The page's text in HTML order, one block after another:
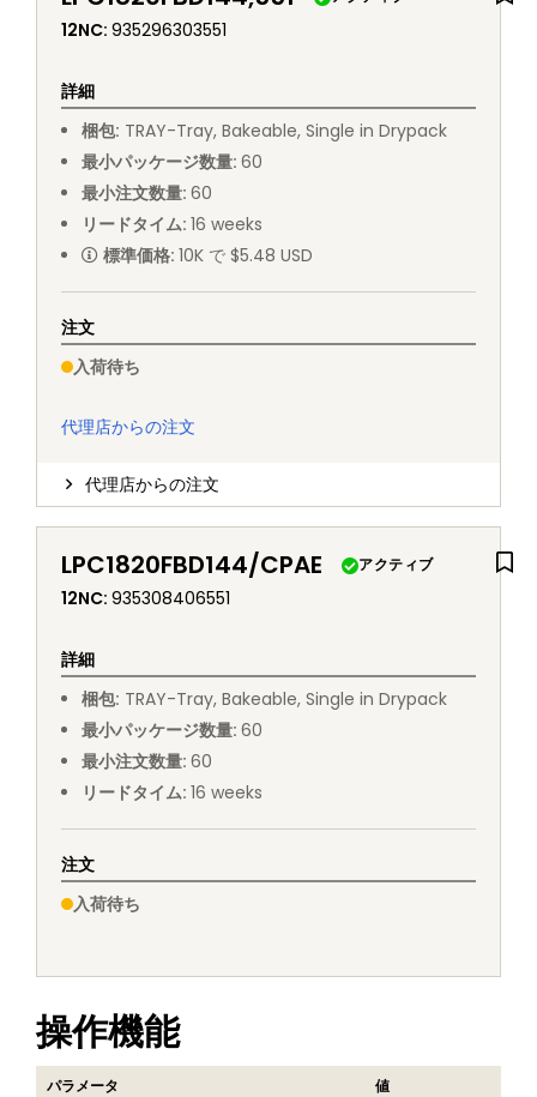
12NC: 935296303551
詳細
梱包: TRAY-Tray, Bakeable, Single in Drypack
最小パッケージ数量: 60
最小注文数量: 60
リードタイム: 16 weeks
標準価格: 10K で $5.48 USD
注文
入荷待ち
代理店からの注文
代理店からの注文
LPC1820FBD144/CPAE アクティブ
12NC: 935308406551
詳細
梱包: TRAY-Tray, Bakeable, Single in Drypack
最小パッケージ数量: 60
最小注文数量: 60
リードタイム: 16 weeks
注文
入荷待ち
操作機能
パラメータ 値